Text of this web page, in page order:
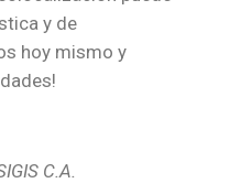
y de
hoy mismo y
C.A.